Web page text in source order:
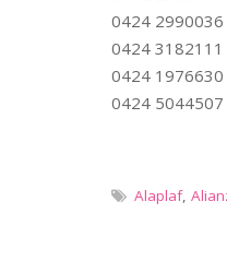
0424 2990036
0424 3182111
0424 1976630
0424
Alaplaf,